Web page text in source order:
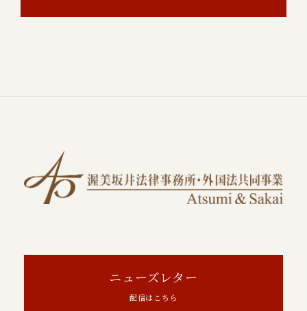
ニューズレター
配信はこちら